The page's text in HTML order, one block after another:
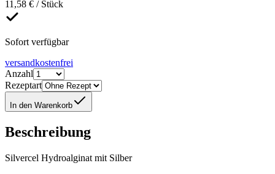
11,58 € / Stück
Sofort verfügbar
versandkostenfrei
Anzahl
Rezeptart
In den Warenkorb
Beschreibung
Silvercel Hydroalginat mit Silber